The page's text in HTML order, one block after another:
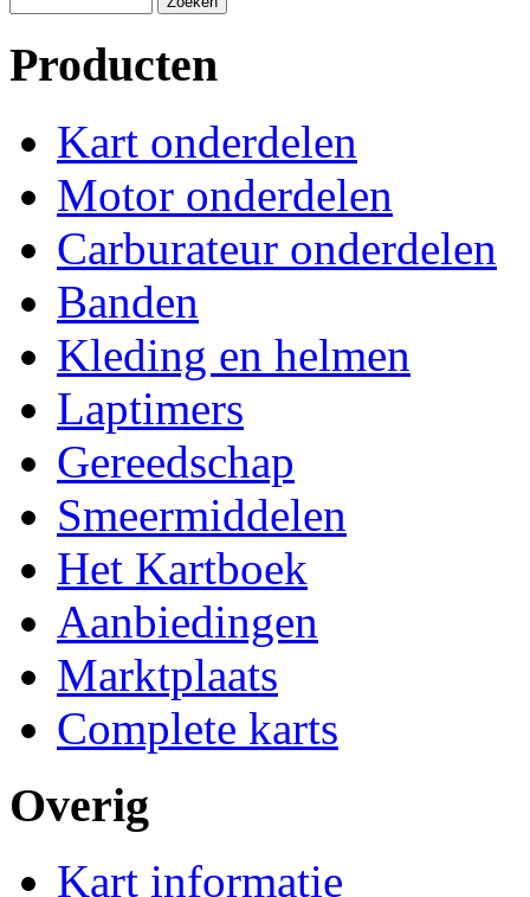
Producten
Kart onderdelen
Motor onderdelen
Carburateur onderdelen
Banden
Kleding en helmen
Laptimers
Gereedschap
Smeermiddelen
Het Kartboek
Aanbiedingen
Marktplaats
Complete karts
Overig
Kart informatie